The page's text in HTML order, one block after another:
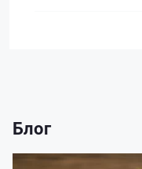
Блог